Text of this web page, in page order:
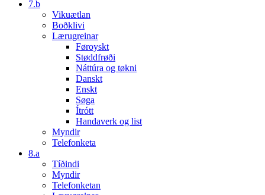
7.b
Vikuætlan
Boðklivi
Lærugreinar
Føroyskt
Støddfrøði
Náttúra og tøkni
Danskt
Enskt
Søga
Ítrótt
Handaverk og list
Myndir
Telefonketa
8.a
Tíðindi
Myndir
Telefonketan